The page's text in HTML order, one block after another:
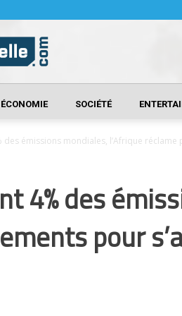
ÉCONOMIE SOCIÉTÉ
des émissions mondiales, l’Afrique
4% des
pour